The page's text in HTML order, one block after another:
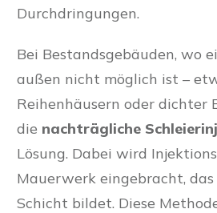
Durchdringungen.
Bei Bestandsgebäuden, wo
außen nicht möglich ist –
Reihenhäusern oder dichter
die nachträgliche
Lösung. Dabei wird
Mauerwerk eingebracht,
Schicht bildet. Diese